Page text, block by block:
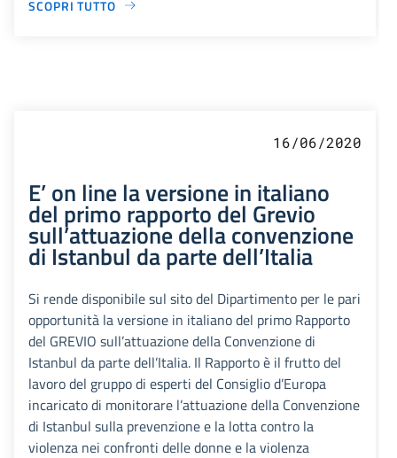
SCOPRI TUTTO
16/06/2020
E’ on line la versione in italiano
del primo rapporto del Grevio
sull’attuazione della convenzione
di Istanbul da parte dell’Italia
Si rende disponibile sul sito del Dipartimento per le pari
opportunità la versione in italiano del primo Rapporto
del GREVIO sull’attuazione della Convenzione di
Istanbul da parte dell’Italia. Il Rapporto è il frutto del
lavoro del gruppo di esperti del Consiglio d’Europa
incaricato di monitorare l’attuazione della Convenzione
di Istanbul sulla prevenzione e la lotta contro la
violenza nei confronti delle donne e la violenza